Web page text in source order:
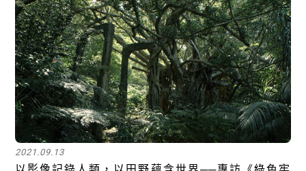
2021.09.13